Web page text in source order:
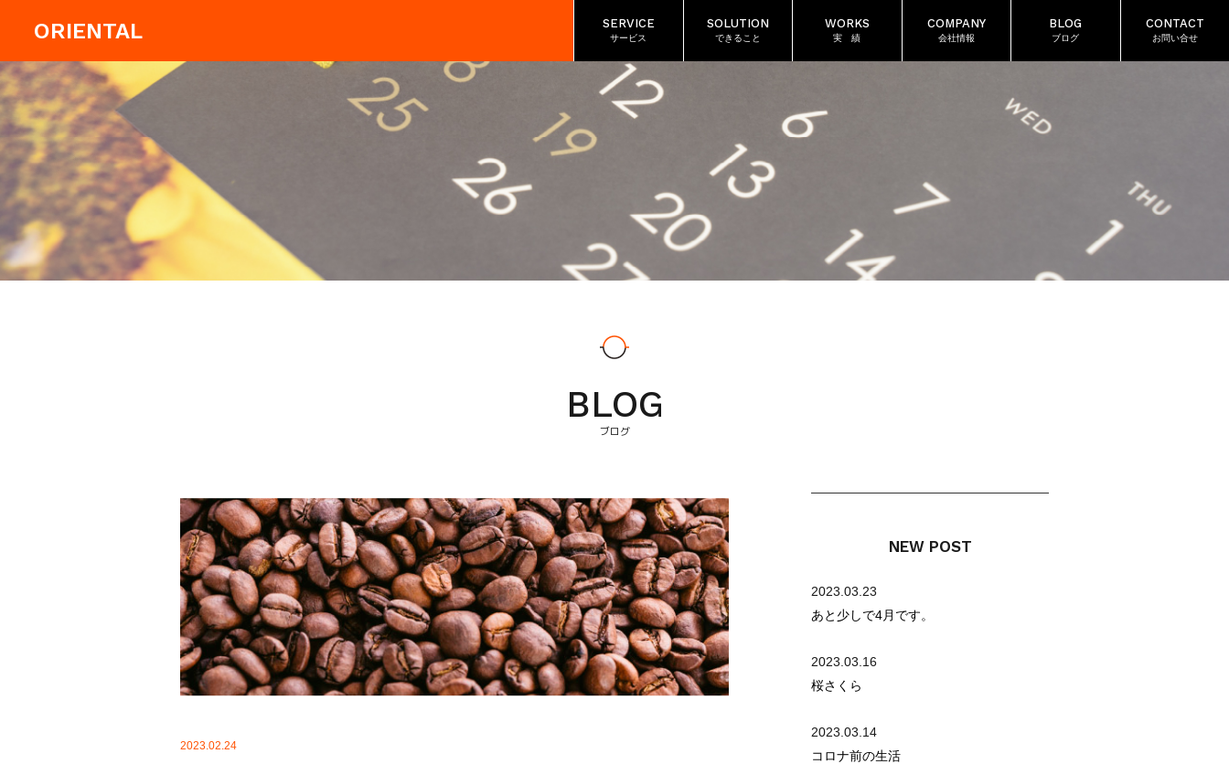
ORIENTAL SERVICE
サービス
SOLUTION
できること
WORKS
実 績
COMPANY
会社情報
BLOG
ブログ
CONTACT
お問い合せ
BLOG
ブログ
2023.02.24
NEW POST
2023.03.23
あと少しで4月です。
2023.03.16
桜さくら
2023.03.14
コロナ前の生活